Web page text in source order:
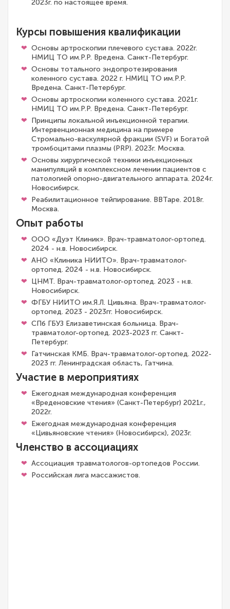
2023г. по настоящее время.
Курсы повышения квалификации
Основы артроскопии плечевого сустава. 2022г.
НМИЦ ТО им.Р.Р. Вредена. Санкт-Петербург.
Основы тотального эндопротезирования
коленного сустава. 2022 г. НМИЦ ТО им.Р.Р.
Вредена. Санкт-Петербург.
Основы артроскопии коленного сустава. 2021г.
НМИЦ ТО им.Р.Р. Вредена. Санкт-Петербург.
Принципы локальной инъекционной терапии.
Интервенционная медицина на примере
Стромально-васкулярной фракции (SVF) и Богатой
тромбоцитами плазмы (PRP). 2023г. Москва.
Основы хирургической техники инъекционных
манипуляций в комплексном лечении пациентов с
патологией опорно-двигательного аппарата. 2024г.
Новосибирск.
Реабилитационное тейпирование. BBTape. 2018г.
Москва.
Опыт работы
ООО «Дуэт Клиник». Врач-травматолог-ортопед.
2024 - н.в. Новосибирск.
АНО «Клиника НИИТО». Врач-травматолог-
ортопед. 2024 - н.в. Новосибирск.
ЦНМТ. Врач-травматолог-ортопед. 2023 - н.в.
Новосибирск.
ФГБУ НИИТО им.Я.Л. Цивьяна. Врач-травматолог-
ортопед. 2023 - 2023гг. Новосибирск.
СПб ГБУЗ Елизаветинская больница. Врач-
травматолог-ортопед. 2023-2023 гг. Санкт-
Петербург.
Гатчинская КМБ. Врач-травматолог-ортопед. 2022-
2023 гг. Ленинградская область, Гатчина.
Участие в мероприятиях
Ежегодная международная конференция
«Вреденовские чтения» (Санкт-Петербург) 2021г.,
2022г.
Ежегодная международная конференция
«Цивьяновские чтения» (Новосибирск), 2023г.
Членство в ассоциациях
Ассоциация травматологов-ортопедов России.
Российская лига массажистов.